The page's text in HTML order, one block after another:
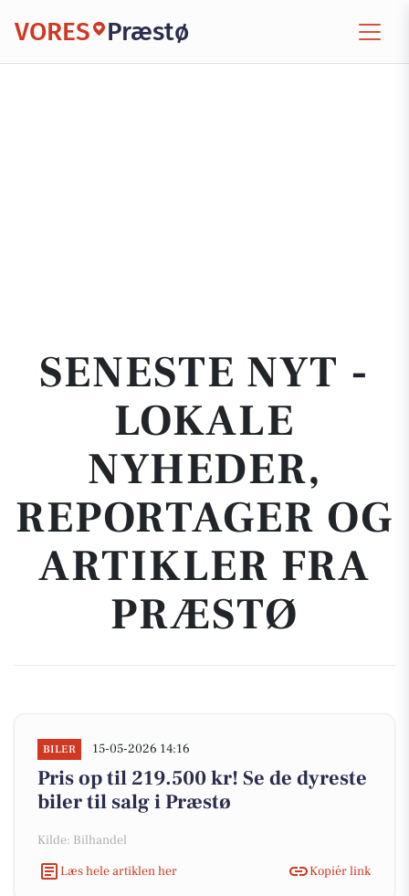
VORES Præstø
SENESTE NYT -
LOKALE
NYHEDER,
REPORTAGER OG
ARTIKLER FRA
PRÆSTØ
BILER 15-05-2026 14:16
Pris op til 219.500 kr! Se de dyreste
biler til salg i Præstø
Kilde: Bilhandel
Læs hele artiklen her
Kopiér link